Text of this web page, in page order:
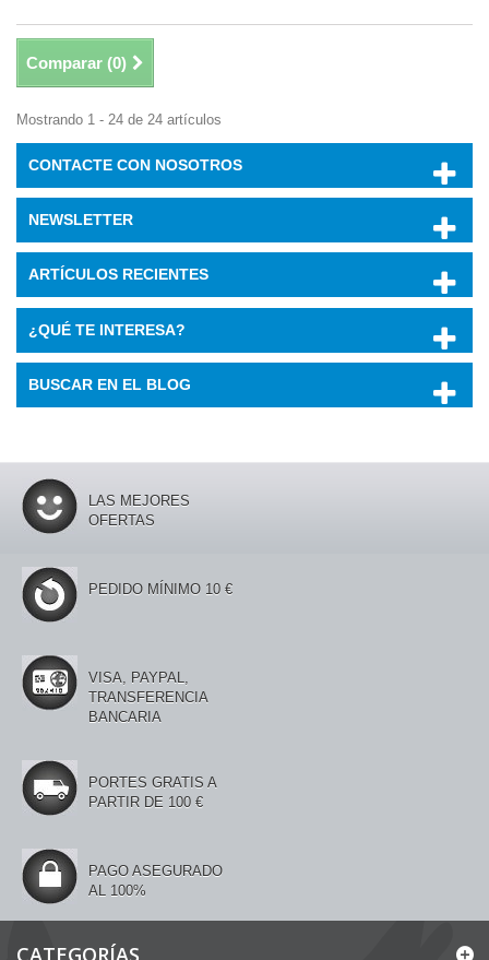
Comparar (0)
Mostrando 1 - 24 de 24 artículos
CONTACTE CON NOSOTROS
NEWSLETTER
ARTÍCULOS RECIENTES
¿QUÉ TE INTERESA?
BUSCAR EN EL BLOG
LAS MEJORES
OFERTAS
PEDIDO MÍNIMO 10 €
VISA, PAYPAL,
TRANSFERENCIA
BANCARIA
PORTES GRATIS A
PARTIR DE 100 €
PAGO ASEGURADO
AL 100%
CATEGORÍAS